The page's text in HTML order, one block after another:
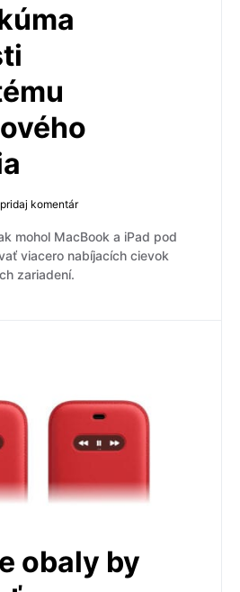
pridaj komentár
mohol MacBook a iPad pod
viacero nabíjacích cievok
zariadení.
obaly by